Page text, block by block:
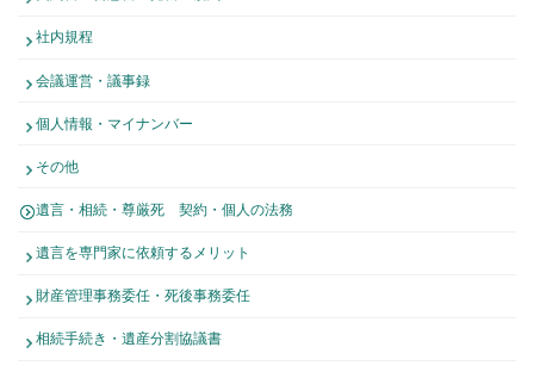
社内規程
会議運営・議事録
個人情報・マイナンバー
その他
遺言・相続・尊厳死 契約・個人の法務
遺言を専門家に依頼するメリット
財産管理事務委任・死後事務委任
相続手続き・遺産分割協議書